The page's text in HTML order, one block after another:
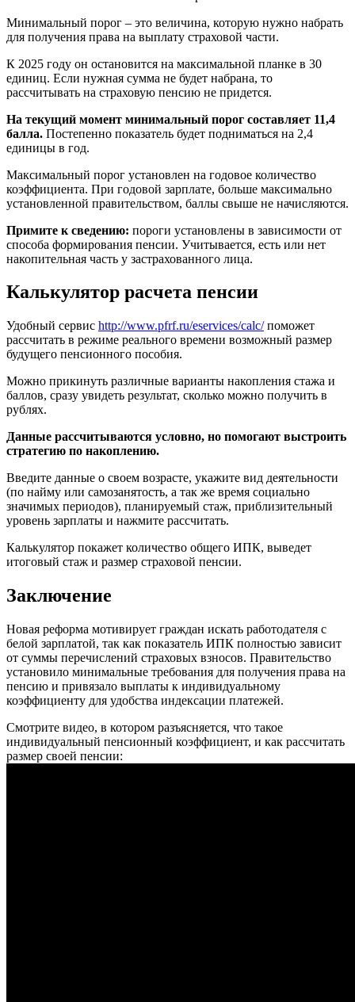
Минимальный порог – это величина, которую нужно набрать
для получения права на выплату страховой части.
К 2025 году он остановится на максимальной планке в 30
единиц. Если нужная сумма не будет набрана, то
рассчитывать на страховую пенсию не придется.
На текущий момент минимальный порог составляет 11,4
балла. Постепенно показатель будет подниматься на 2,4
единицы в год.
Максимальный порог установлен на годовое количество
коэффициента. При годовой зарплате, больше максимально
установленной правительством, баллы свыше не начисляются.
Примите к сведению: пороги установлены в зависимости от
способа формирования пенсии. Учитывается, есть или нет
накопительная часть у застрахованного лица.
Калькулятор расчета пенсии
Удобный сервис http://www.pfrf.ru/eservices/calc/поможет
рассчитать в режиме реального времени возможный размер
будущего пенсионного пособия.
Можно прикинуть различные варианты накопления стажа и
баллов, сразу увидеть результат, сколько можно получить в
рублях.
Данные рассчитываются условно, но помогают выстроить
стратегию по накоплению.
Введите данные о своем возрасте, укажите вид деятельности
(по найму или самозанятость, а так же время социально
значимых периодов), планируемый стаж, приблизительный
уровень зарплаты и нажмите рассчитать.
Калькулятор покажет количество общего ИПК, выведет
итоговый стаж и размер страховой пенсии.
Заключение
Новая реформа мотивирует граждан искать работодателя с
белой зарплатой, так как показатель ИПК полностью зависит
от суммы перечислений страховых взносов. Правительство
установило минимальные требования для получения права на
пенсию и привязало выплаты к индивидуальному
коэффициенту для удобства индексации платежей.
Смотрите видео, в котором разъясняется, что такое
индивидуальный пенсионный коэффициент, и как рассчитать
размер своей пенсии: